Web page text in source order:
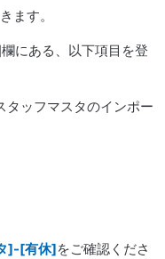
ます。
にある、以下項目を登
タッフマスタのインポー
]-[有休]をご確認くださ